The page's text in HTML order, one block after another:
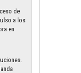
de
a los
en